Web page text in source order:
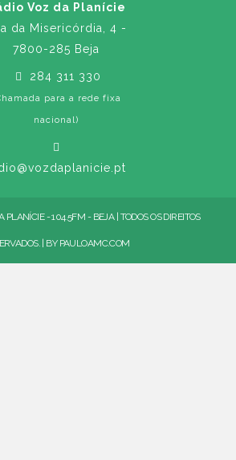
Voz da Planície
da Misericórdia, 4 -
7800-285 Beja
284 311 330
para a rede fixa
nacional)
- 104.5FM - BEJA | TODOS OS DIREITOS
| BY PAULOAMC.COM